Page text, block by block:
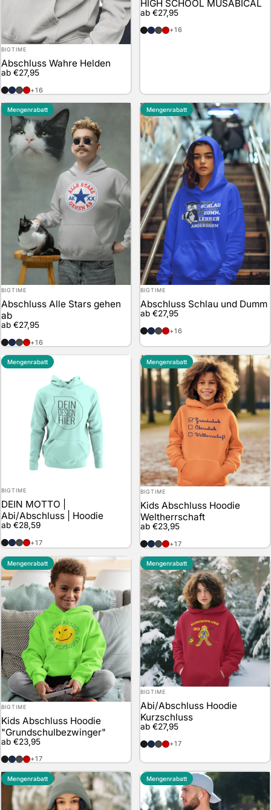
Anbieter:
BIGTIME
Abschluss Wahre Helden
ab €27,95
schwarz
marineblau
anthrazit
rot+16
HIGH SCHOOL MUSABICAL
ab €27,95
schwarz
marineblau
anthrazit
rot+16
Mengenrabatt
Anbieter:
BIGTIME
Abschluss Alle Stars gehen
ab
ab €27,95
schwarz
marineblau
anthrazit
rot+16
Mengenrabatt
Anbieter:
BIGTIME
Abschluss Schlau und Dumm
ab €27,95
schwarz
marineblau
anthrazit
rot+16
Mengenrabatt
Anbieter:
BIGTIME
DEIN MOTTO |
Abi/Abschluss | Hoodie
ab €28,59
schwarz
marineblau
anthrazit
rot+17
Mengenrabatt
Anbieter:
BIGTIME
Kids Abschluss Hoodie
Weltherrschaft
ab €23,95
schwarz
marineblau
anthrazit
rot+17
Mengenrabatt
Anbieter:
BIGTIME
Kids Abschluss Hoodie
"Grundschulbezwinger"
ab €23,95
schwarz
marineblau
anthrazit
rot+17
Mengenrabatt
Anbieter:
BIGTIME
Abi/Abschluss Hoodie
Kurzschluss
ab €27,95
schwarz
marineblau
anthrazit
rot+17
Mengenrabatt Mengenrabatt